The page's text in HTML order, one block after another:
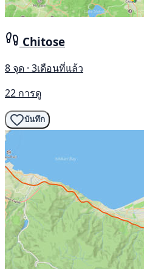
Chitose
8 จุด · 3เดือนที่แล้ว
22 การดู
บันทึก